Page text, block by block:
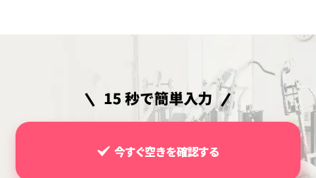
今すぐ空きを確認する